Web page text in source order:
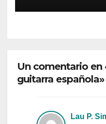
Un comentario en
guitarra española»
Lau P.